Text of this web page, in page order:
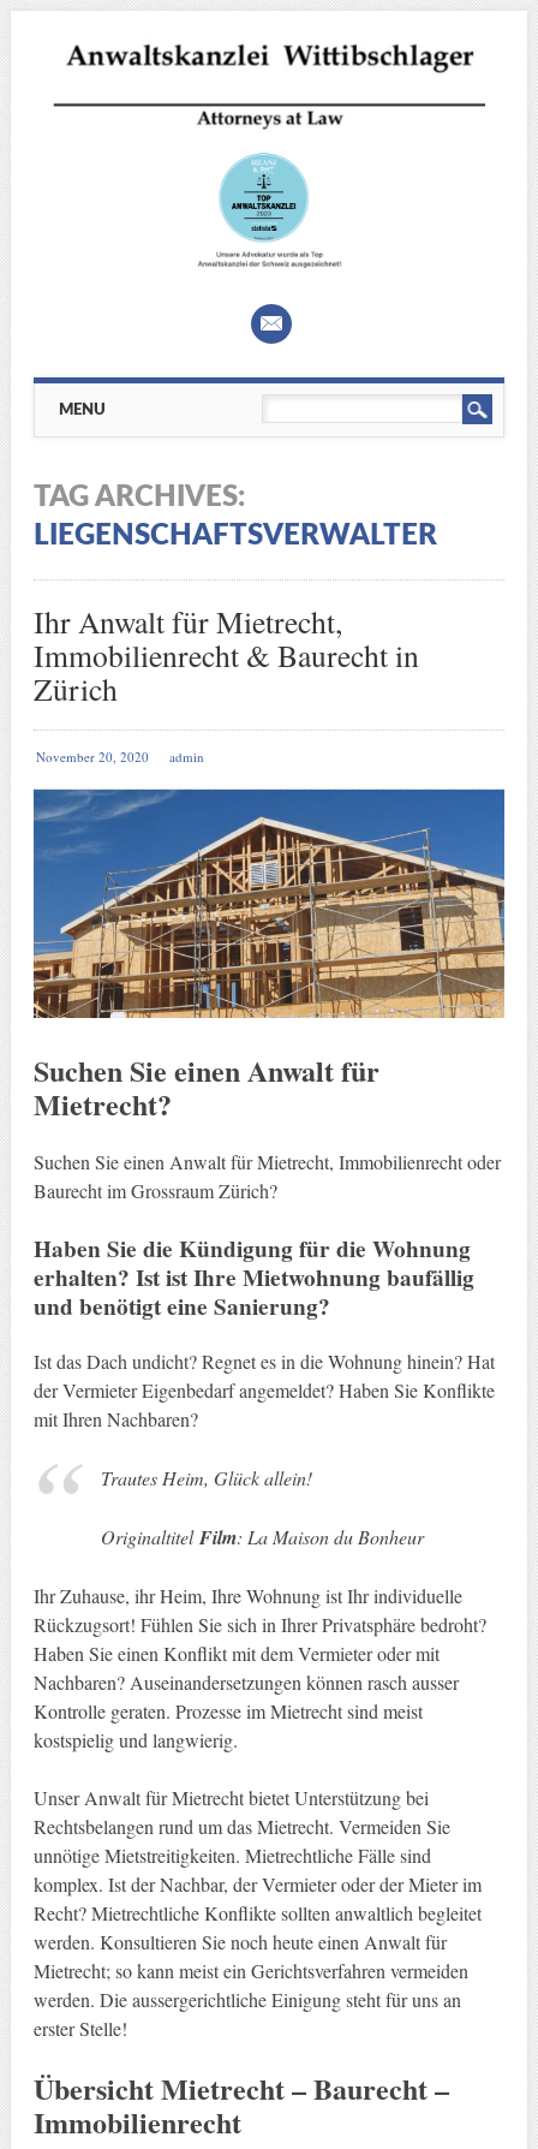
Main menu
MENU
TAG ARCHIVES:
LIEGENSCHAFTSVERWALTER
Ihr Anwalt für Mietrecht,
Immobilienrecht & Baurecht in
Zürich
November 20, 2020 admin
Suchen Sie einen Anwalt für
Mietrecht?
Suchen Sie einen Anwalt für Mietrecht, Immobilienrecht oder
Baurecht im Grossraum Zürich?
Haben Sie die Kündigung für die Wohnung
erhalten? Ist ist Ihre Mietwohnung baufällig
und benötigt eine Sanierung?
Ist das Dach undicht? Regnet es in die Wohnung hinein? Hat
der Vermieter Eigenbedarf angemeldet? Haben Sie Konflikte
mit Ihren Nachbaren?
Trautes Heim, Glück allein!
OriginaltitelFilm: La Maison du Bonheur
Ihr Zuhause, ihr Heim, Ihre Wohnung ist Ihr individuelle
Rückzugsort! Fühlen Sie sich in Ihrer Privatsphäre bedroht?
Haben Sie einen Konflikt mit dem Vermieter oder mit
Nachbaren? Auseinandersetzungen können rasch ausser
Kontrolle geraten. Prozesse im Mietrecht sind meist
kostspielig und langwierig.
Unser Anwalt für Mietrecht bietet Unterstützung bei
Rechtsbelangen rund um das Mietrecht. Vermeiden Sie
unnötige Mietstreitigkeiten. Mietrechtliche Fälle sind
komplex. Ist der Nachbar, der Vermieter oder der Mieter im
Recht? Mietrechtliche Konflikte sollten anwaltlich begleitet
werden. Konsultieren Sie noch heute einen Anwalt für
Mietrecht; so kann meist ein Gerichtsverfahren vermeiden
werden. Die aussergerichtliche Einigung steht für uns an
erster Stelle!
Übersicht Mietrecht – Baurecht –
Immobilienrecht